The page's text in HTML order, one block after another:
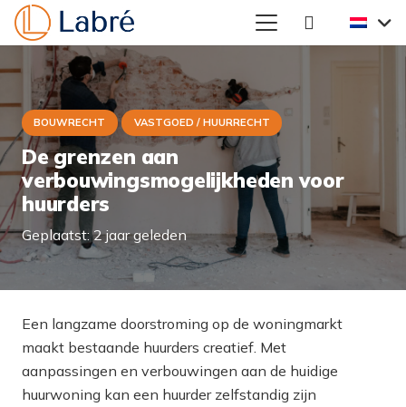
BOUWRECHT VASTGOED / HUURRECHT
De grenzen aan
verbouwingsmogelijkheden voor
huurders
Geplaatst:2 jaar geleden
Een langzame doorstroming op de woningmarkt
maakt bestaande huurders creatief. Met
aanpassingen en verbouwingen aan de huidige
huurwoning kan een huurder zelfstandig zijn